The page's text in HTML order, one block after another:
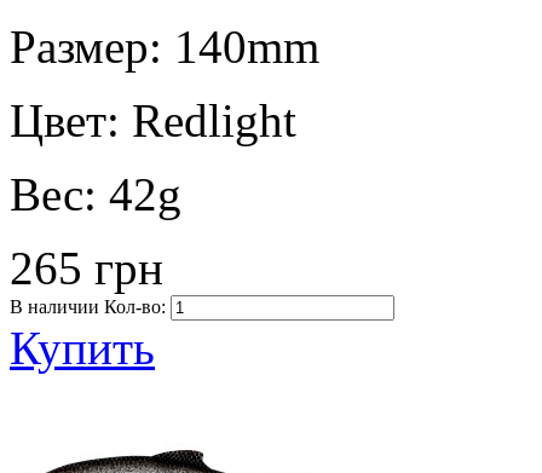
Размер: 140mm
Цвет: Redlight
Вес: 42g
265 грн
В наличии Кол-во:
Купить